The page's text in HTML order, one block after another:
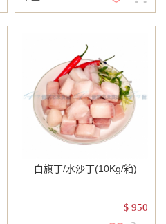
白旗丁/水沙丁(10Kg/箱)
$ 950